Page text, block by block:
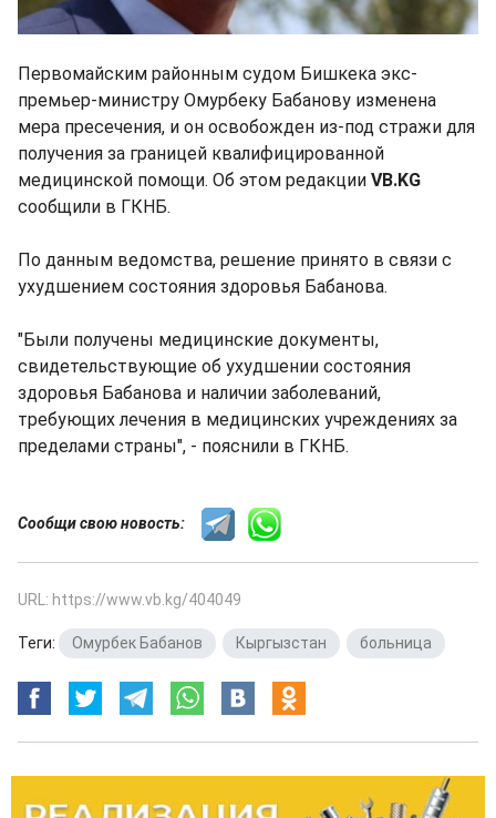
Первомайским районным судом Бишкека экс-
премьер-министру Омурбеку Бабанову изменена
мера пресечения, и он освобожден из-под стражи для
получения за границей квалифицированной
медицинской помощи. Об этом редакции VB.KG
сообщили в ГКНБ.
По данным ведомства, решение принято в связи с
ухудшением состояния здоровья Бабанова.
"Были получены медицинские документы,
свидетельствующие об ухудшении состояния
здоровья Бабанова и наличии заболеваний,
требующих лечения в медицинских учреждениях за
пределами страны", - пояснили в ГКНБ.
Сообщи свою новость:
URL: https://www.vb.kg/404049
Теги: Омурбек Бабанов Кыргызстан больница